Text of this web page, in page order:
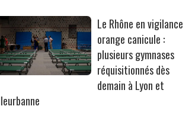
Le Rhône en vigilance
orange canicule :
plusieurs gymnases
réquisitionnés dès
demain à Lyon et